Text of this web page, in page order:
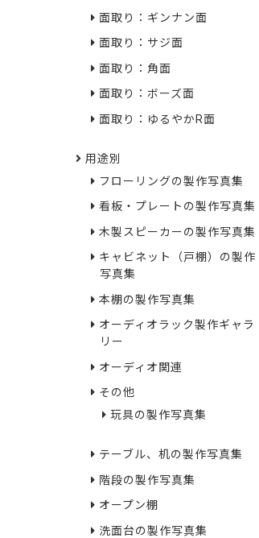
面取り：ギンナン面
面取り：サジ面
面取り：角面
面取り：ボーズ面
面取り：ゆるやかR面
用途別
フローリングの製作写真集
看板・プレートの製作写真集
木製スピーカーの製作写真集
キャビネット（戸棚）の製作
写真集
本棚の製作写真集
オーディオラック製作ギャラ
リー
オーディオ関連
その他
玩具の製作写真集
テーブル、机の製作写真集
階段の製作写真集
オープン棚
洗面台の製作写真集